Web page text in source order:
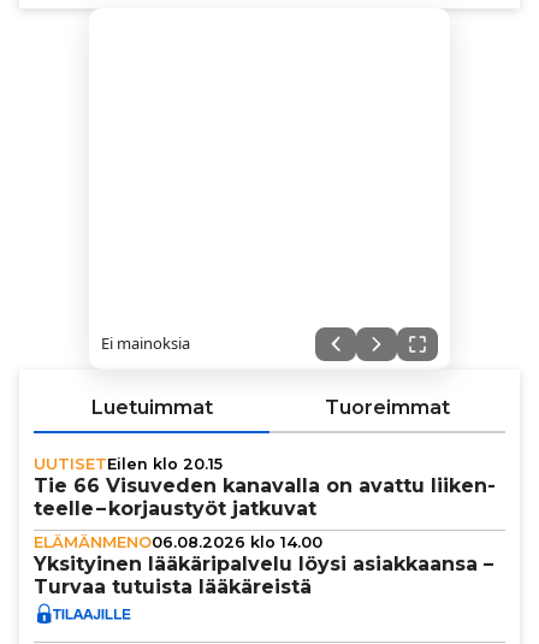
Ei mainoksia
Luetuimmat Tuoreimmat
UUTISETEilen klo 20.15
Tie 66 Visuveden kanavalla on avattu lii­ken­
teelle – kor­jaus­työt jatkuvat
ELÄMÄNMENO06.08.2026 klo 14.00
Yksi­tyi­nen lää­kä­ri­pal­velu löysi asi­ak­kaansa –
Turvaa tutuista lää­kä­reistä